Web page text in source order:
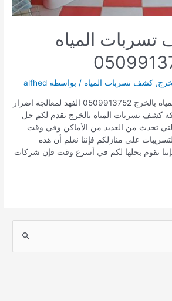
المياه
,كشف تسربات المياه / بواسطة alfhed
شركة كشف تسربات المياه بالخرج 0509913752 الفهد لمعالجة اضرار
كشف تسربات المياه بالخرج تقدم لكم حل
تحدث من العديد من الأماكن وفي وقت
على منازلكم فإننا نعلم أن هذه
نقوم بحلها لكم في أسرع وقت فإن شركات